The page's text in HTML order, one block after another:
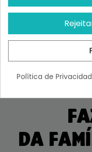
¡Últimas produtos!
41,16 €
DA
Política de